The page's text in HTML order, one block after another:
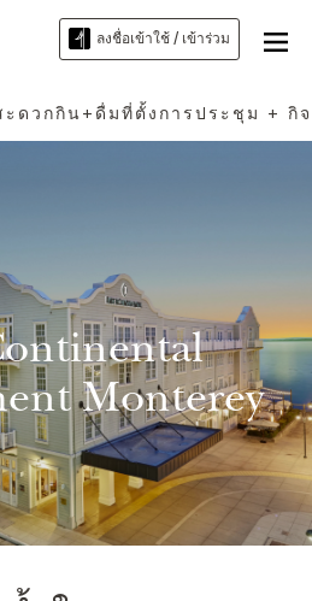
ลงชื่อเข้าใช้ / เข้าร่วม
ะดวกกิน+ดื่มที่ตั้ง การประชุม + กิ
Monterey